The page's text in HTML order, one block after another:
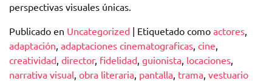
perspectivas visuales únicas.
Publicado en Uncategorized | Etiquetado como actores,
adaptación, adaptaciones cinematograficas, cine,
creatividad, director, fidelidad, guionista, locaciones,
narrativa visual, obra literaria, pantalla, trama, vestuario